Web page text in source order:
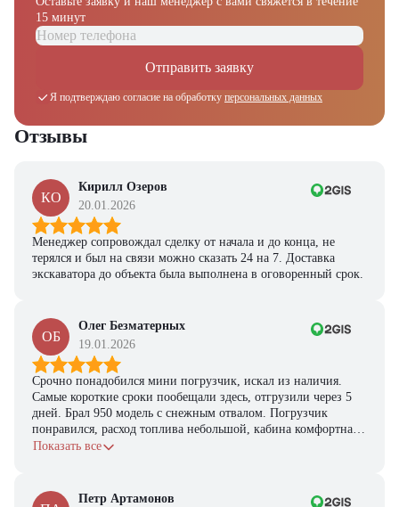
15 минут
Отправить заявку
Я подтверждаю согласие на обработку персональных данных
Отзывы
КО
Кирилл Озеров
20.01.2026
Менеджер сопровождал сделку от начала и до конца, не
терялся и был на связи можно сказать 24 на 7. Доставка
экскаватора до объекта была выполнена в оговоренный срок.
ОБ
Олег Безматерных
19.01.2026
Срочно понадобился мини погрузчик, искал из наличия.
Самые короткие сроки пообещали здесь, отгрузили через 5
дней. Брал 950 модель с снежным отвалом. Погрузчик
понравился, расход топлива небольшой, кабина комфортная,
с задачами справляется.
Показать все
Петр Артамонов